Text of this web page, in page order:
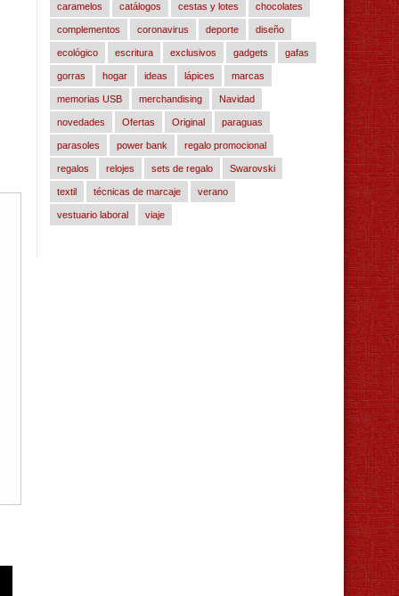
caramelos catálogos cestas y lotes chocolates
complementos coronavirus deporte diseño
ecológico escritura exclusivos gadgets gafas
gorras hogar ideas lápices marcas
memorias USB merchandising Navidad
novedades Ofertas Original paraguas
parasoles power bank regalo promocional
regalos relojes sets de regalo Swarovski
textil técnicas de marcaje verano
vestuario laboral viaje